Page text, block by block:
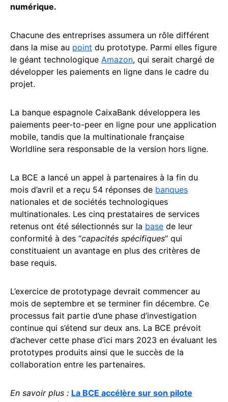
numérique.
Chacune des entreprises assumera un rôle différent
dans la mise au point du prototype. Parmi elles figure
le géant technologique Amazon, qui serait chargé de
développer les paiements en ligne dans le cadre du
projet.
La banque espagnole CaixaBank développera les
paiements peer-to-peer en ligne pour une application
mobile, tandis que la multinationale française
Worldline sera responsable de la version hors ligne.
La BCE a lancé un appel à partenaires à la fin du
mois d’avril et a reçu 54 réponses de banques
nationales et de sociétés technologiques
multinationales. Les cinq prestataires de services
retenus ont été sélectionnés sur la base de leur
conformité à des “capacités spécifiques” qui
constituaient un avantage en plus des critères de
base requis.
L’exercice de prototypage devrait commencer au
mois de septembre et se terminer fin décembre. Ce
processus fait partie d’une phase d’investigation
continue qui s’étend sur deux ans. La BCE prévoit
d’achever cette phase d’ici mars 2023 en évaluant les
prototypes produits ainsi que le succès de la
collaboration entre les partenaires.
En savoir plus : La BCE accélère sur son pilote